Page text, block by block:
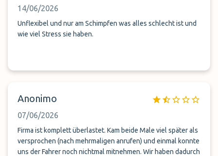
14/06/2026
Unflexibel und nur am Schimpfen was alles schlecht ist und
wie viel Stress sie haben.
Anonimo
07/06/2026
Firma ist komplett überlastet. Kam beide Male viel später als
versprochen (nach mehrmaligen anrufen) und einmal konnte
uns der Fahrer noch nichtmal mitnehmen. Wir haben dadurch